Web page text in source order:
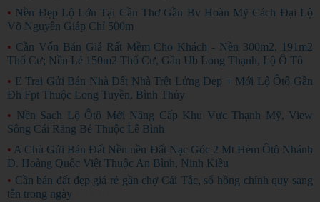
• Nền Đẹp Lộ Lớn Tại Cần Thơ Gần Bv Hoàn Mỹ Cách Đại Lộ
Võ Nguyên Giáp Chỉ 500m
• Cần Vốn Bán Giá Rất Mềm Cho Khách - Nền 300m2, 191m2
Thổ Cư; Nền Lẻ 150m2 Thổ Cư, Gần Ub Long Thạnh, Lộ Ô Tô
• E Trai Gửi Bán Nhà Đất Nhà Trệt Lửng Đẹp + Mới Lộ Ôtô Gần
Đh Fpt Thuộc Long Tuyền, Bình Thủy
• Nền Sạch Lộ Ôtô Mới Nâng Cấp Khu Vực Thạnh Mỹ, View
Sông Cái Răng Bé Thuộc Lê Bình
• A Chủ Gửi Bán Đất Nền nền Đất Nạc Góc 2 Mt Hẻm Ôtô Nhánh
Đ. Hoàng Quốc Việt Thuộc An Bình, Ninh Kiều
• Cần bán đất đẹp giá rẻ gần chợ Cái Tắc, sổ hồng chính quy sang
tên trong ngày